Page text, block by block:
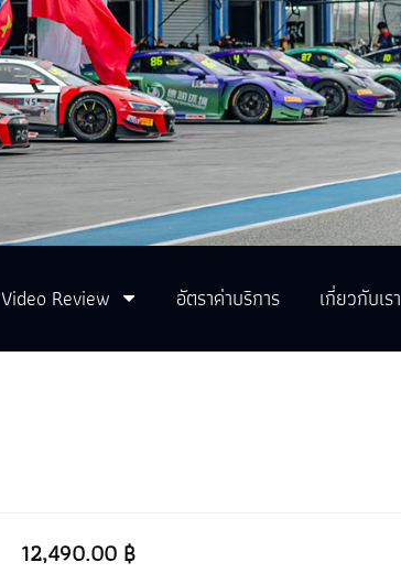
Video Review อัตราค่าบริการ เกี่ยวกับเรา
12,490.00 ฿